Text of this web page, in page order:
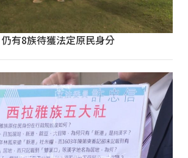
有8族待獲法定原民身分